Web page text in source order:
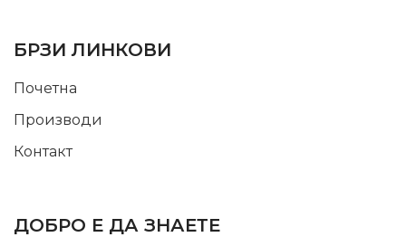
БРЗИ ЛИНКОВИ
Почетна
Производи
Контакт
ДОБРО Е ДА ЗНАЕТЕ